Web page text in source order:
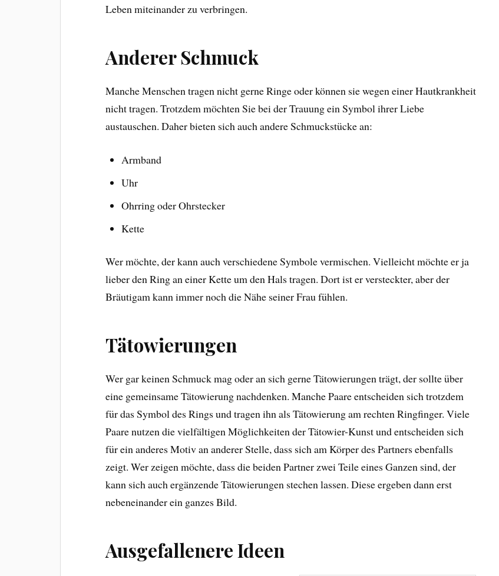
Leben miteinander zu verbringen.
Anderer Schmuck
Manche Menschen tragen nicht gerne Ringe oder können sie wegen einer Hautkrankheit
nicht tragen. Trotzdem möchten Sie bei der Trauung ein Symbol ihrer Liebe
austauschen. Daher bieten sich auch andere Schmuckstücke an:
Armband
Uhr
Ohrring oder Ohrstecker
Kette
Wer möchte, der kann auch verschiedene Symbole vermischen. Vielleicht möchte er ja
lieber den Ring an einer Kette um den Hals tragen. Dort ist er versteckter, aber der
Bräutigam kann immer noch die Nähe seiner Frau fühlen.
Tätowierungen
Wer gar keinen Schmuck mag oder an sich gerne Tätowierungen trägt, der sollte über
eine gemeinsame Tätowierung nachdenken. Manche Paare entscheiden sich trotzdem
für das Symbol des Rings und tragen ihn als Tätowierung am rechten Ringfinger. Viele
Paare nutzen die vielfältigen Möglichkeiten der Tätowier-Kunst und entscheiden sich
für ein anderes Motiv an anderer Stelle, dass sich am Körper des Partners ebenfalls
zeigt. Wer zeigen möchte, dass die beiden Partner zwei Teile eines Ganzen sind, der
kann sich auch ergänzende Tätowierungen stechen lassen. Diese ergeben dann erst
nebeneinander ein ganzes Bild.
Ausgefallenere Ideen